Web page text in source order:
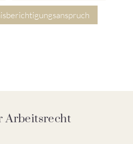
Arbeitsrecht